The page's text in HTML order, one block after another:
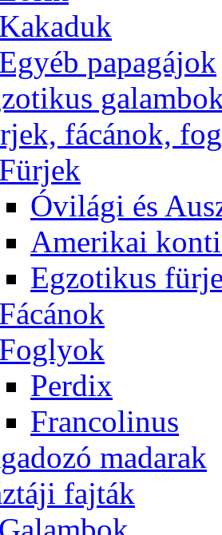
Kakaduk
Egyéb papagájok
fácánok,
Fürjek
Óvilági és
Amerikai
Egzotikus
Fácánok
Foglyok
Perdix
Francolinus
madarak
fajták